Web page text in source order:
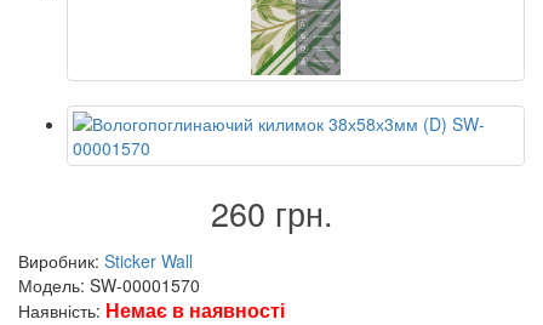
260 грн.
Виробник: Sticker Wall
Модель: SW-00001570
Наявність: Немає в наявності